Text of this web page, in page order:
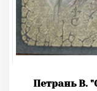
Петрань В.